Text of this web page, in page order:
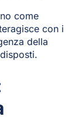
come
con i
della